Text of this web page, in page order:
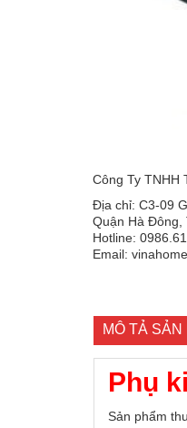
Công Ty TNHH
Địa chỉ: C3-09
Quận Hà Đông,
Hotline:
Email:
MÔ TẢ SẢN
Phụ
Sản phẩm